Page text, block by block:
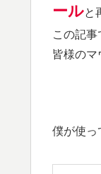
ールと
この記
皆様のマ
僕が使っ